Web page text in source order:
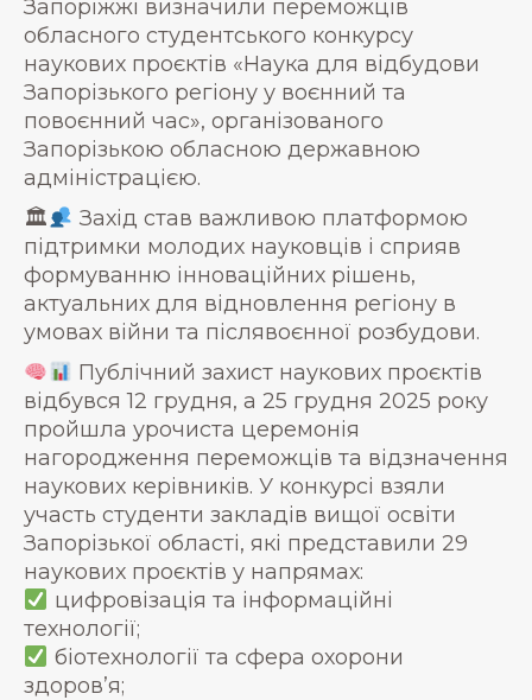
Запоріжжі визначили переможців
обласного студентського конкурсу
наукових проєктів «Наука для відбудови
Запорізького регіону у воєнний та
повоєнний час», організованого
Запорізькою обласною державною
адміністрацією.
🏛
Захід став важливою платформою
підтримки молодих науковців і сприяв
формуванню інноваційних рішень,
актуальних для відновлення регіону в
умовах війни та післявоєнної розбудови.
Публічний захист наукових проєктів
відбувся 12 грудня, а 25 грудня 2025 року
пройшла урочиста церемонія
нагородження переможців та відзначення
наукових керівників. У конкурсі взяли
участь студенти закладів вищої освіти
Запорізької області, які представили 29
наукових проєктів у напрямах:
цифровізація та інформаційні
технології;
біотехнології та сфера охорони
здоров’я;